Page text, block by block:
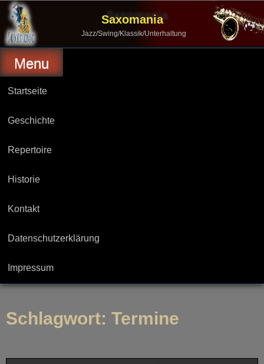
Skip
content
Saxomania
Jazz/Swing/Klassik/Unterhaltung
Menu
Startseite
Geschichte
Repertoire
Historie
Kontakt
Datenschutzerklärung
Impressum
Schlagwort: Termine